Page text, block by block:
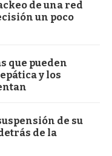
de una red
un poco
que pueden
y los
de su
de la